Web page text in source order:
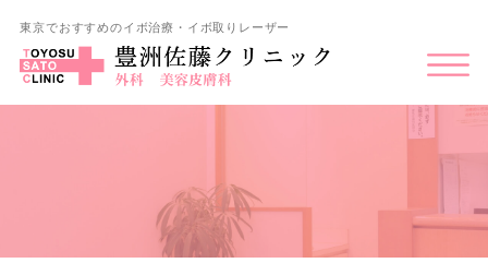
東京でおすすめのイボ治療・イボ取りレーザー